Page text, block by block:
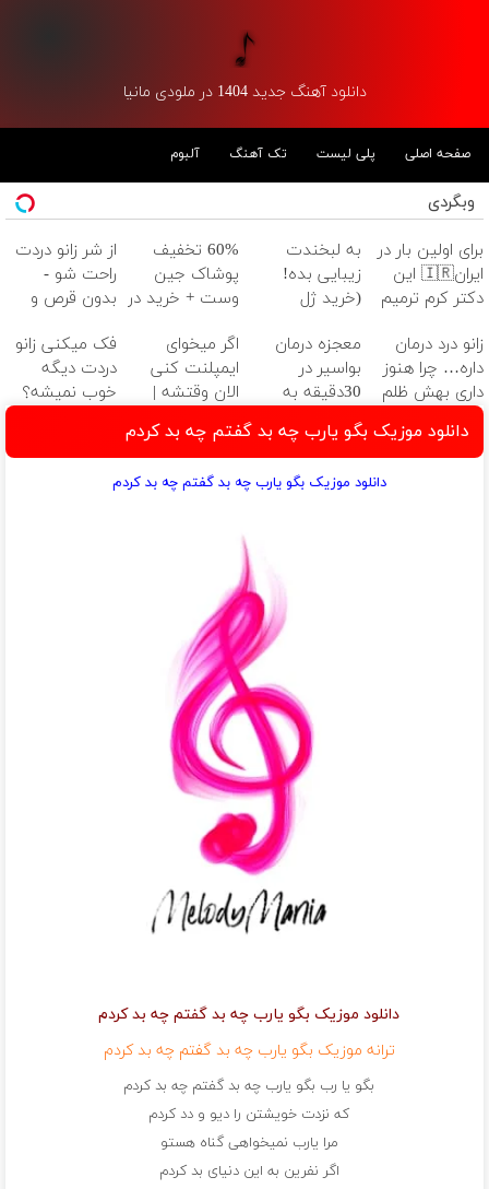
دانلود آهنگ جدید 1404 در ملودی مانیا
صفحه اصلی پلی لیست تک آهنگ آلبوم
وبگردی
برای اولین بار در
ایران🇮🇷 این
دکتر کرم ترمیم
ساخت!
به لبخندت
زیبایی بده!
(خرید ژل
دندان
با40%تخفیف)
60% تخفیف
پوشاک جین
وست + خرید در
از شر زانو دردت
راحت شو -
بدون قرص و
زانو درد درمان
داره… چرا هنوز
داری بهش ظلم
می‌کنی؟
معجزه درمان
بواسیر در
30دقیقه به
صورت سرپایی
توسط فوق
تخصص
اگر میخوای
ایمپلنت کنی
الان وقتشه |
میلیون تومان!!!
فک میکنی زانو
دردت دیگه
خوب نمیشه؟
دانلود موزیک بگو یارب چه بد گفتم چه بد کردم
دانلود موزیک بگو یارب چه بد گفتم چه بد کردم
دانلود موزیک بگو یارب چه بد گفتم چه بد کردم
ترانه موزیک بگو یارب چه بد گفتم چه بد کردم
بگو یا رب بگو یارب چه بد گفتم چه بد کردم
که نزدت خویشتن را دیو و دد کردم
مرا یارب نمیخواهی گناه هستو
اگر نفرین به این دنیای بد کردم